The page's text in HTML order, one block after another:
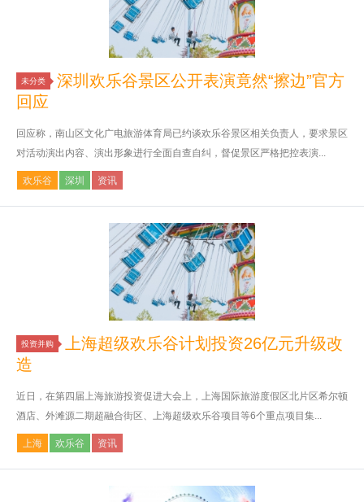
未分类
深圳欢乐谷景区公开表演竟然“擦边”官方
回应
回应称，南山区文化广电旅游体育局已约谈欢乐谷景区相关负责人，要求景区
对活动演出内容、演出形象进行全面自查自纠，督促景区严格把控表演...
欢乐谷 深圳 资讯
投资并购
上海超级欢乐谷计划投资26亿元升级改
造
近日，在第四届上海旅游投资促进大会上，上海国际旅游度假区北片区希尔顿
酒店、外滩源二期超融合街区、上海超级欢乐谷项目等6个重点项目集...
上海 欢乐谷 资讯